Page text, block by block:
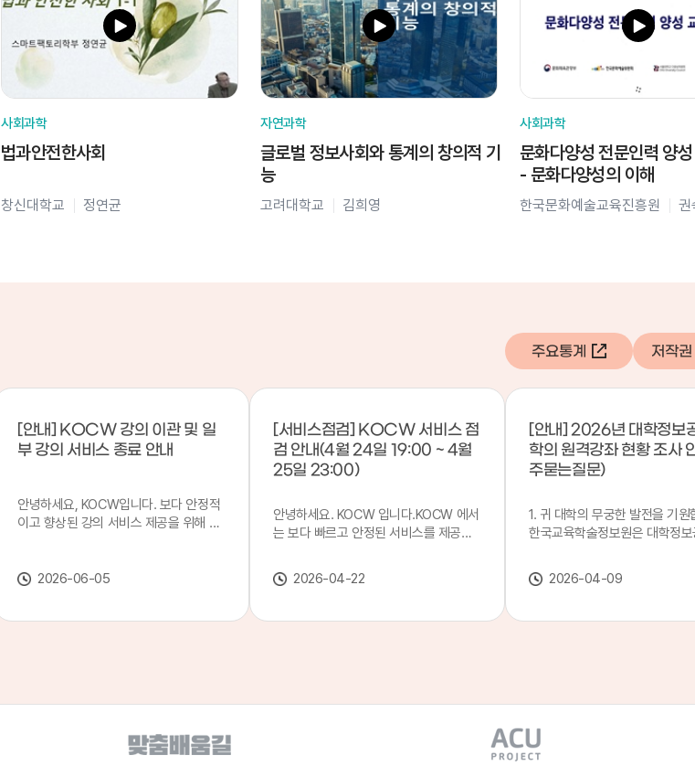
사회과학
법과안전한사회
창신대학교 정연균
자연과학
글로벌 정보사회와 통계의 창의적 기
능
고려대학교 김희영
사회과학
문화다양성 전문인력 양
- 문화다양성의 이해
한국문화예술교육진흥원 권
[안내] KOCW 강의 이관 및 일
부 강의 서비스 종료 안내
안녕하세요, KOCW입니다. 보다 안정적
이고 향상된 강의 서비스 제공을 위해 강
스가 종료될 예정이오니, 이용에 참고하
종료 강의 안내 이관 작업으로 인해 일부
었습니다. 서비스 종료 강의 목록은 아래
링크에서 확인하실 수 있습니다. → 서비
2026-06-05
[서비스점검] KOCW 서비스 점
검 안내(4월 24일 19:00 ~ 4월
25일 23:00)
안녕하세요. KOCW 입니다.KOCW 에서
는 보다 빠르고 안정된 서비스를 제공하
합니다.※ 서비스 점검 작업 일시 : 4월
24일(금) 19:00 ~ 4월 25일(토) 23:00
안 일시중지될 예정이오니, 이 점 양해하
2026-04-22
[안내] 2026년 대학정보
학의 원격강좌 현황 조사
주묻는질문)
1. 귀 대학의 무궁한 발전을 기원
한국교육학술정보원은 대학정
본 조사는 2025. 3. 1~2026. 2.
에 운영된 원격강좌(이러닝) 현
강좌(12-바)'에 데이터를 연계할
인시 캠퍼스인 경우 해당 캠퍼스
있는 기관명을 선택하시면 됩니
2026-04-09
주요통계 저작